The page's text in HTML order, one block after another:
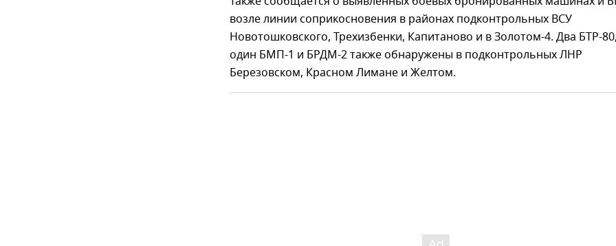
возле линии соприкосновения в районах подконтрольных ВСУ
Новотошковского, Трехизбенки, Капитаново и в Золотом-4. Два БТР-80,
один БМП-1 и БРДМ-2 также обнаружены в подконтрольных ЛНР
Березовском, Красном Лимане и Желтом.